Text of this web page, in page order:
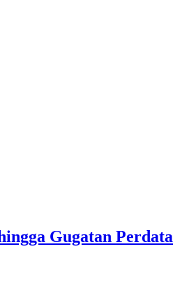
Gugatan Perdata